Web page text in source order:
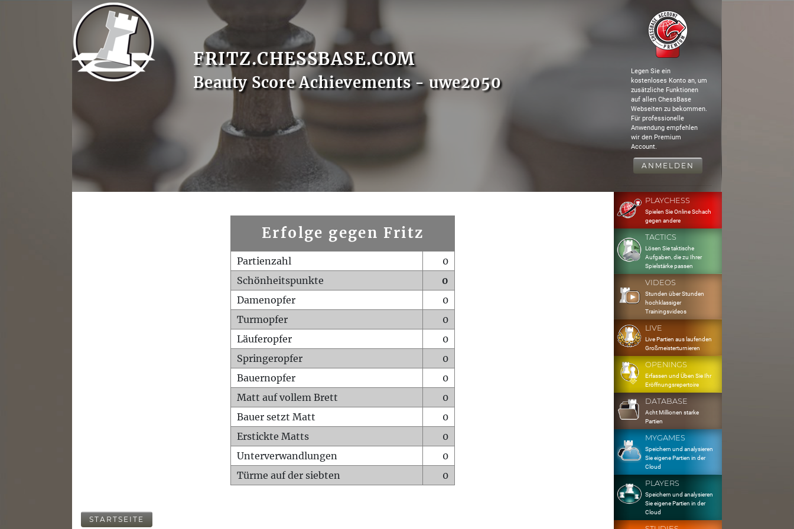
FRITZ.CHESSBASE.COM
Beauty Score Achievements - uwe2050
Legen Sie ein
kostenloses Konto an, um
zusätzliche Funktionen
auf allen ChessBase
Webseiten zu bekommen.
Für professionelle
Anwendung empfehlen
wir den Premium
Account.
ANMELDEN
Erfolge gegen Fritz
Partienzahl
0
Schönheitspunkte
0
Damenopfer
0
Turmopfer
0
Läuferopfer
0
Springeropfer
0
Bauernopfer
0
Matt auf vollem Brett
0
Bauer setzt Matt
0
Erstickte Matts
0
Unterverwandlungen
0
Türme auf der siebten
0
STARTSEITE
PLAYCHESS
Spielen Sie Online Schach
gegen andere
TACTICS
Lösen Sie taktische
Aufgaben, die zu Ihrer
Spielstärke passen
VIDEOS
Stunden über Stunden
hochklassiger
Trainingsvideos
LIVE
Live Partien aus laufenden
Großmeisterturnieren
OPENINGS
Erfassen und Üben Sie Ihr
Eröffnungsrepertoire
DATABASE
Acht Millionen starke
Partien
MYGAMES
Speichern und analysieren
Sie eigene Partien in der
Cloud
PLAYERS
Speichern und analysieren
Sie eigene Partien in der
Cloud